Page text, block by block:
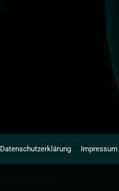
Datenschutzerklärung Impressum